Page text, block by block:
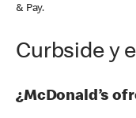
& Pay.
Curbside y
¿McDonald’s